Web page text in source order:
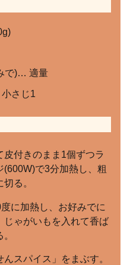
で)… 適量
さじ1
皮付きのまま1個ずつラ
で3分加熱し、粗
る。
に加熱し、お好みでに
じゃがいもを入れて香ば
スパイス」をまぶす。